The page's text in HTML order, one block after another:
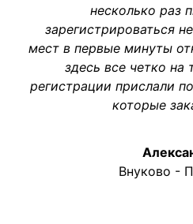
несколько раз
зарегистрироваться
мест в первые минуты
здесь все четко на
регистрации прислали
которые
Внуково -